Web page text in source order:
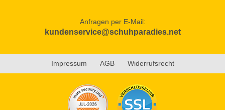
Anfragen per E-Mail:
kundenservice@schuhparadies.net
Impressum AGB Widerrufsrecht